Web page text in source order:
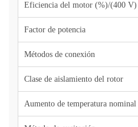
Eficiencia del motor (%)/(400 V)
Factor de potencia
Métodos de conexión
Clase de aislamiento del rotor
Aumento de temperatura nominal